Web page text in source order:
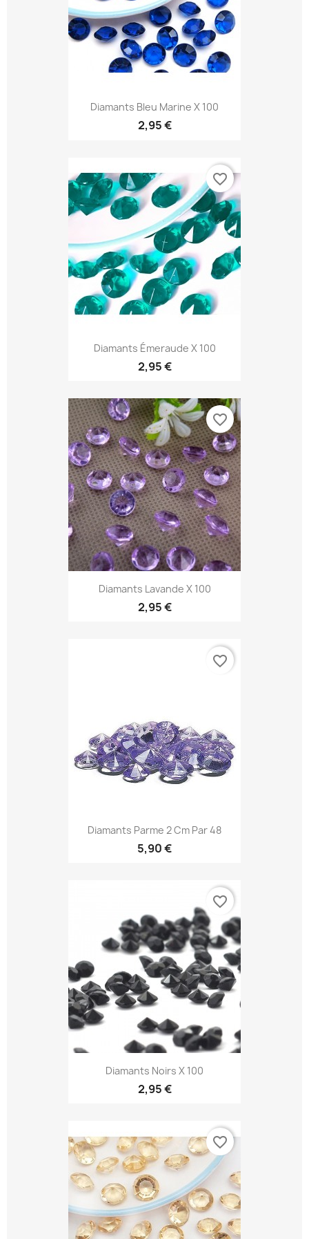
Diamants Bleu Marine X 100
2,95 €
Diamants Émeraude X 100
2,95 €
favorite_border
Diamants Lavande X 100
2,95 €
favorite_border
Diamants Parme 2 Cm Par 48
5,90 €
favorite_border
Diamants Noirs X 100
2,95 €
favorite_border
favorite_border